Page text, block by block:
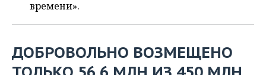
времени».
ДОБРОВОЛЬНО ВОЗМЕЩЕНО